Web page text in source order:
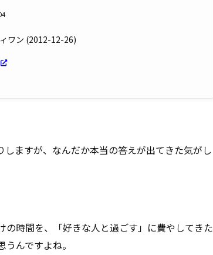
ワン (2012-12-26)
ますが、なんだか本当の答えが出てきた気がし
時間を、「好きな人と過ごす」に費やしてきた
んですよね。